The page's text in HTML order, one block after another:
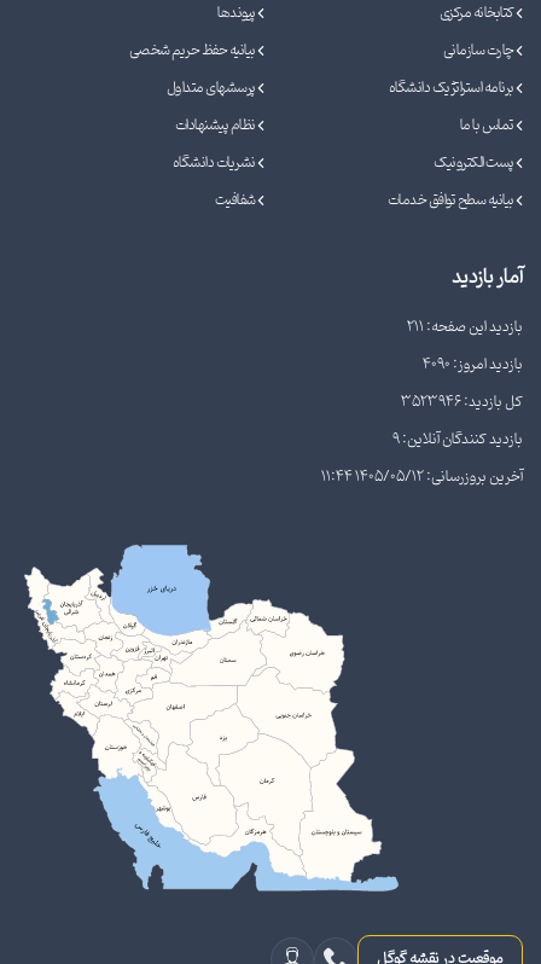
کتابخانه مرکزی
پیوندها
چارت سازمانی
بیانیه حفظ حریم شخصی
برنامه استراتژیک دانشگاه
پرسشهای متداول
تماس با ما
نظام پیشنهادات
پست الکترونیک
نشریات دانشگاه
بیانیه سطح توافق خدمات
شفافیت
آمار بازدید
بازدید این صفحه: 211
بازدید امروز: 4090
کل بازدید: 3523946
بازدید کنندگان آنلاین: 9
آخرین بروزرسانی: 1405/05/12 11:44
موقعیت در نقشه گوگل